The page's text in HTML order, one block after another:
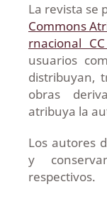
La revista se
Commons
rnacional
usuarios
distribuyan,
obras
atribuya la
Los autores
y
respectivos.